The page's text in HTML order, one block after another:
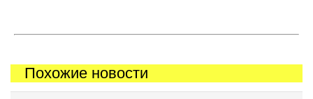
Похожие новости